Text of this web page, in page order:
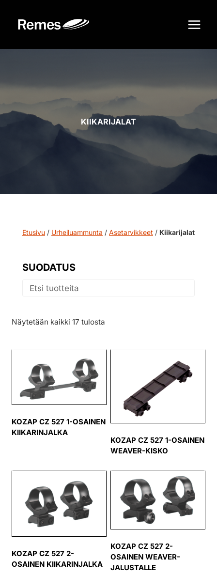
sisältöön
KIIKARIJALAT
Näytetään kaikki 17 tulosta
KOZAP CZ 527 1-OSAINEN
KIIKARINJALKA
KOZAP CZ 527 1-OSAINEN
WEAVER-KISKO
KOZAP CZ 527 2-
OSAINEN KIIKARINJALKA
KOZAP CZ 527 2-
OSAINEN WEAVER-
JALUSTALLE
Etusivu / Urheiluammunta / Asetarvikkeet / Kiikarijalat
SUODATUS